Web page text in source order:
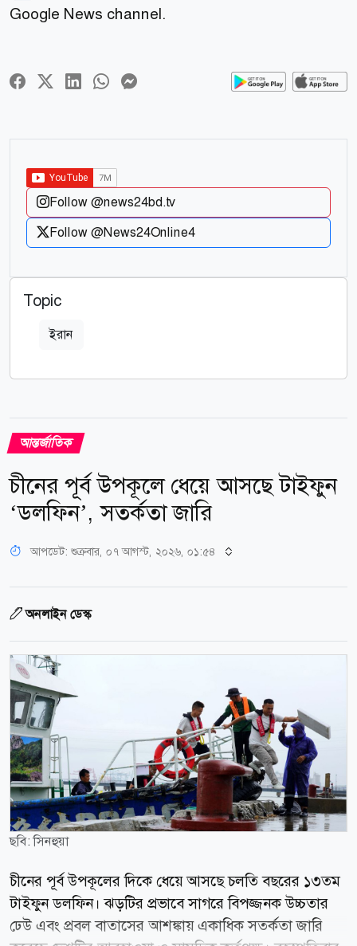
Google News channel.
Follow @news24bd.tv
Follow @News24Online4
Topic
ইরান
আন্তর্জাতিক
চীনের পূর্ব উপকূলে ধেয়ে আসছে টাইফুন
‘ডলফিন’, সতর্কতা জারি
আপডেট: শুক্রবার, ০৭ আগস্ট, ২০২৬, ০১:৫৪
অনলাইন ডেস্ক
ছবি: সিনহুয়া
চীনের পূর্ব উপকূলের দিকে ধেয়ে আসছে চলতি বছরের ১৩তম
টাইফুন ডলফিন। ঝড়টির প্রভাবে সাগরে বিপজ্জনক উচ্চতার
ঢেউ এবং প্রবল বাতাসের আশঙ্কায় একাধিক সতর্কতা জারি